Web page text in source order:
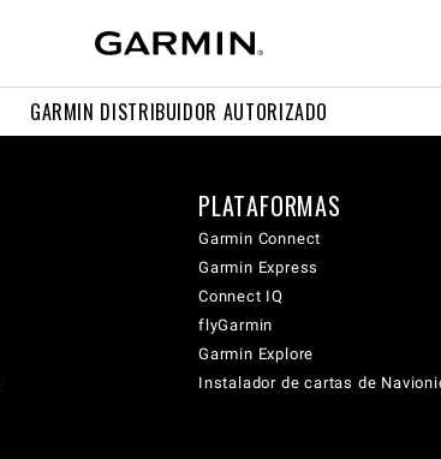
GARMIN DISTRIBUIDOR AUTORIZADO
PLATAFORMAS
Garmin Connect
Garmin Express
Connect IQ
flyGarmin
Garmin Explore
Instalador de cartas de